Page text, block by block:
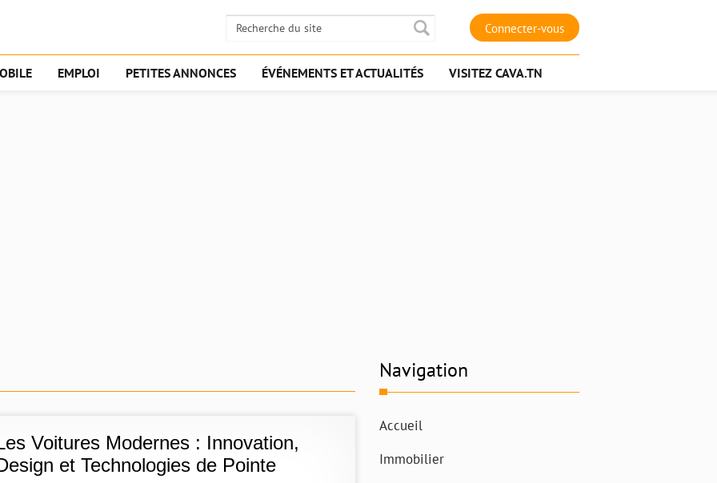
Connecter-vous
EMPLOI PETITES ANNONCES ÉVÉNEMENTS ET ACTUALITÉS VISITEZ CAVA.TN
Voitures Modernes : Innovation,
et Technologies de Pointe
Navigation
Accueil
Immobilier